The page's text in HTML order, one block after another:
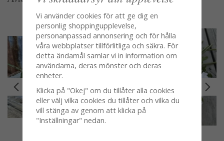
Vi använder cookies för att ge dig en
personlig shoppingupplevelse,
personanpassad annonsering och för hålla
våra webbplatser tillförlitliga och säkra. För
detta ändamål samlar vi in information om
användarna, deras mönster och deras
enheter.
Klicka på "Okej" om du tillåter alla cookies
eller välj vilka cookies du tillåter och vilka du
vill stänga av genom att klicka på
"Inställningar" nedan.